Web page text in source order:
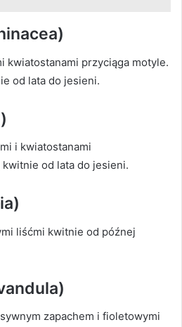
kwiatostanami przyciąga motyle.
od lata do jesieni.
i kwiatostanami
od lata do jesieni.
liśćmi kwitnie od późnej
zapachem i fioletowymi